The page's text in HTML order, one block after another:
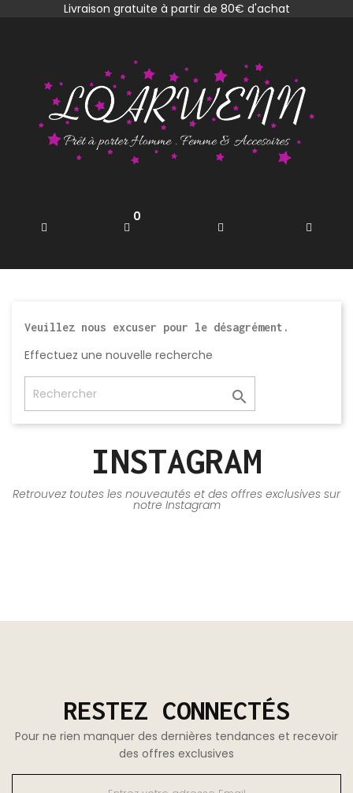
Livraison gratuite à partir de 80€ d'achat
0
Veuillez nous excuser pour le désagrément.
Effectuez une nouvelle recherche

INSTAGRAM
Retrouvez toutes les nouveautés et des offres exclusives sur
notre Instagram
RESTEZ CONNECTÉS
Pour ne rien manquer des dernières tendances et recevoir
des offres exclusives